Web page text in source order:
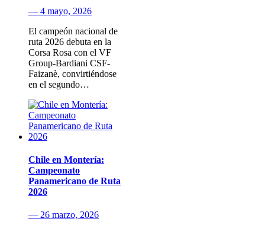
— 4 mayo, 2026
El campeón nacional de
ruta 2026 debuta en la
Corsa Rosa con el VF
Group-Bardiani CSF-
Faizanè, convirtiéndose
en el segundo…
Chile en Montería:
Campeonato
Panamericano de Ruta
2026
— 26 marzo, 2026